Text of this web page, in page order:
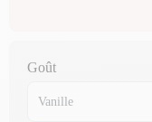
Goût